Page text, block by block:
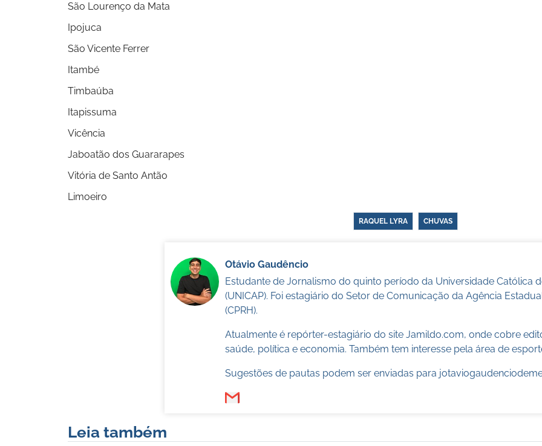
São Lourenço da Mata
Ipojuca
São Vicente Ferrer
Itambé
Timbaúba
Itapissuma
Vicência
Jaboatão dos Guararapes
Vitória de Santo Antão
Limoeiro
RAQUEL LYRA CHUVAS
Otávio Gaudêncio
Estudante de Jornalismo do quinto período da Universidade Católica
(UNICAP). Foi estagiário do Setor de Comunicação da Agência
(CPRH).
Atualmente é repórter-estagiário do site Jamildo.com, onde cobre
saúde, política e economia. Também tem interesse pela área de
Sugestões de pautas podem ser enviadas para
Leia também